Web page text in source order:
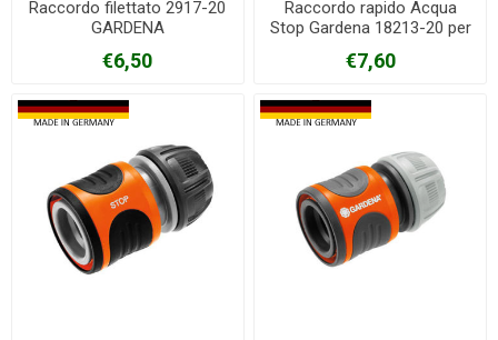
Raccordo filettato 2917-20
GARDENA
€6,50
Raccordo rapido Acqua
Stop Gardena 18213-20 per
€7,60